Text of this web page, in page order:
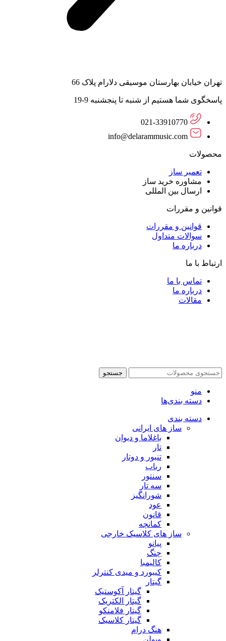
تهران خیابان بهارستان موسیقی دلارام پلاک 66
پاسخگوی شما هستیم از شنبه تا پنجشنبه 9-19
021-33910770
info@delarammusic.com
محصولات
تعمیر ساز
مشاوره خرید ساز
ارسال بین المللی
قوانین و مقررات
قوانین و مقررات
سوالات متداول
درباره ما
ارتباط با ما
تماس با ما
درباره ما
مقالات
جستجو
منو
دسته بندی‌ها
دسته بندی
ساز های ایرانی
باغلاما و دیوان
تار
تنبور و دوتار
رباب
سنتور
سه تار
شورانگیز
عود
قانون
کمانچه
ساز های کلاسیک خارجی
پیانو
چنگ
کالیمبا
کیبورد و میدی کنترلر
گیتار
گیتار آکوستیک
گیتار الکتریک
گیتار فلامنکو
گیتار کلاسیک
هنگ درام
ویولن